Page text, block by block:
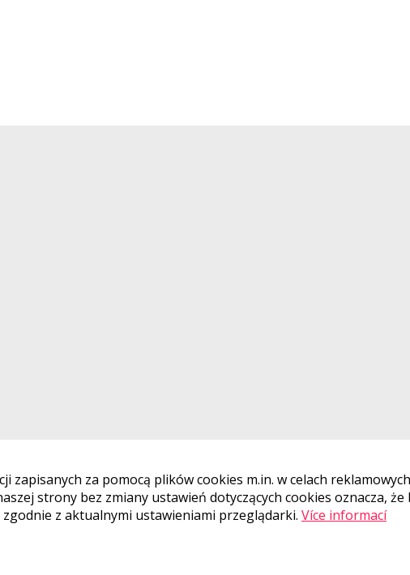
za pomocą plików cookies m.in. w celach
strony bez zmiany ustawień dotyczących cookies oznacza,
z aktualnymi ustawieniami przeglądarki. Více informací